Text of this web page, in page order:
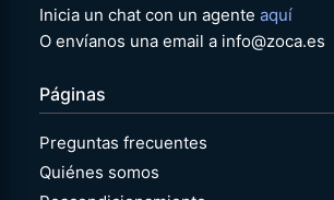
Inicia un chat con un agenteaquí
O envíanos una email a info@zoca.es
Páginas
Preguntas frecuentes
Quiénes somos